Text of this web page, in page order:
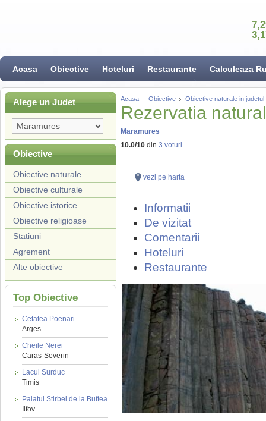
Acasa Obiective Hoteluri Restaurante Calculeaza
Alege un Judet
Obiective
Obiective naturale
Obiective culturale
Obiective istorice
Obiective religioase
Statiuni
Agrement
Alte obiective
Top Obiective
Cetatea Poenari
Arges
Cheile Nerei
Caras-Severin
Lacul Surduc
Timis
Palatul Stirbei de la Buftea
Ilfov
Acasa Obiective Obiective naturale in
Rezervatia
Maramures
10.0/10 din 3 voturi
vezi pe harta
Informatii
De vizitat
Comentarii
Hoteluri
Restaurante